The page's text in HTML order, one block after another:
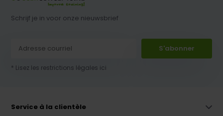
Schrijf je in voor onze nieuwsbrief
S'abonner
* Lisez les restrictions légales ici
Service à la clientèle